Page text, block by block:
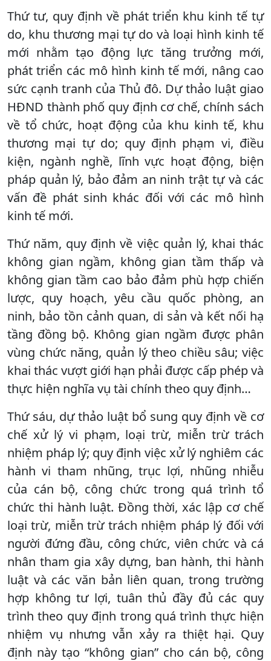
Thứ tư, quy định về phát triển khu kinh tế tự
do, khu thương mại tự do và loại hình kinh tế
mới nhằm tạo động lực tăng trưởng mới,
phát triển các mô hình kinh tế mới, nâng cao
sức cạnh tranh của Thủ đô. Dự thảo luật giao
HĐND thành phố quy định cơ chế, chính sách
về tổ chức, hoạt động của khu kinh tế, khu
thương mại tự do; quy định phạm vi, điều
kiện, ngành nghề, lĩnh vực hoạt động, biện
pháp quản lý, bảo đảm an ninh trật tự và các
vấn đề phát sinh khác đối với các mô hình
kinh tế mới.
Thứ năm, quy định về việc quản lý, khai thác
không gian ngầm, không gian tầm thấp và
không gian tầm cao bảo đảm phù hợp chiến
lược, quy hoạch, yêu cầu quốc phòng, an
ninh, bảo tồn cảnh quan, di sản và kết nối hạ
tầng đồng bộ. Không gian ngầm được phân
vùng chức năng, quản lý theo chiều sâu; việc
khai thác vượt giới hạn phải được cấp phép và
thực hiện nghĩa vụ tài chính theo quy định…
Thứ sáu, dự thảo luật bổ sung quy định về cơ
chế xử lý vi phạm, loại trừ, miễn trừ trách
nhiệm pháp lý; quy định việc xử lý nghiêm các
hành vi tham nhũng, trục lợi, nhũng nhiễu
của cán bộ, công chức trong quá trình tổ
chức thi hành luật. Đồng thời, xác lập cơ chế
loại trừ, miễn trừ trách nhiệm pháp lý đối với
người đứng đầu, công chức, viên chức và cá
nhân tham gia xây dựng, ban hành, thi hành
luật và các văn bản liên quan, trong trường
hợp không tư lợi, tuân thủ đầy đủ các quy
trình theo quy định trong quá trình thực hiện
nhiệm vụ nhưng vẫn xảy ra thiệt hại. Quy
định này tạo “không gian” cho cán bộ, công